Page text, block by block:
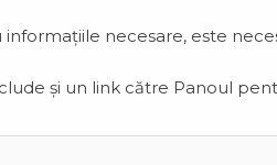
necesare, este
și un link către Panoul